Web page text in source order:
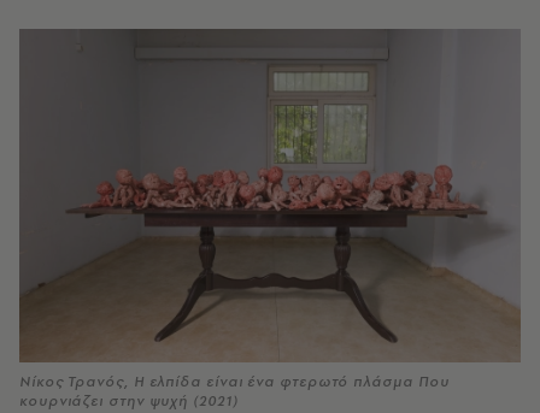
Νίκος Τρανός, H ελπίδα είναι ένα φτερωτό πλάσμα Που
κουρνιάζει στην ψυχή (2021)